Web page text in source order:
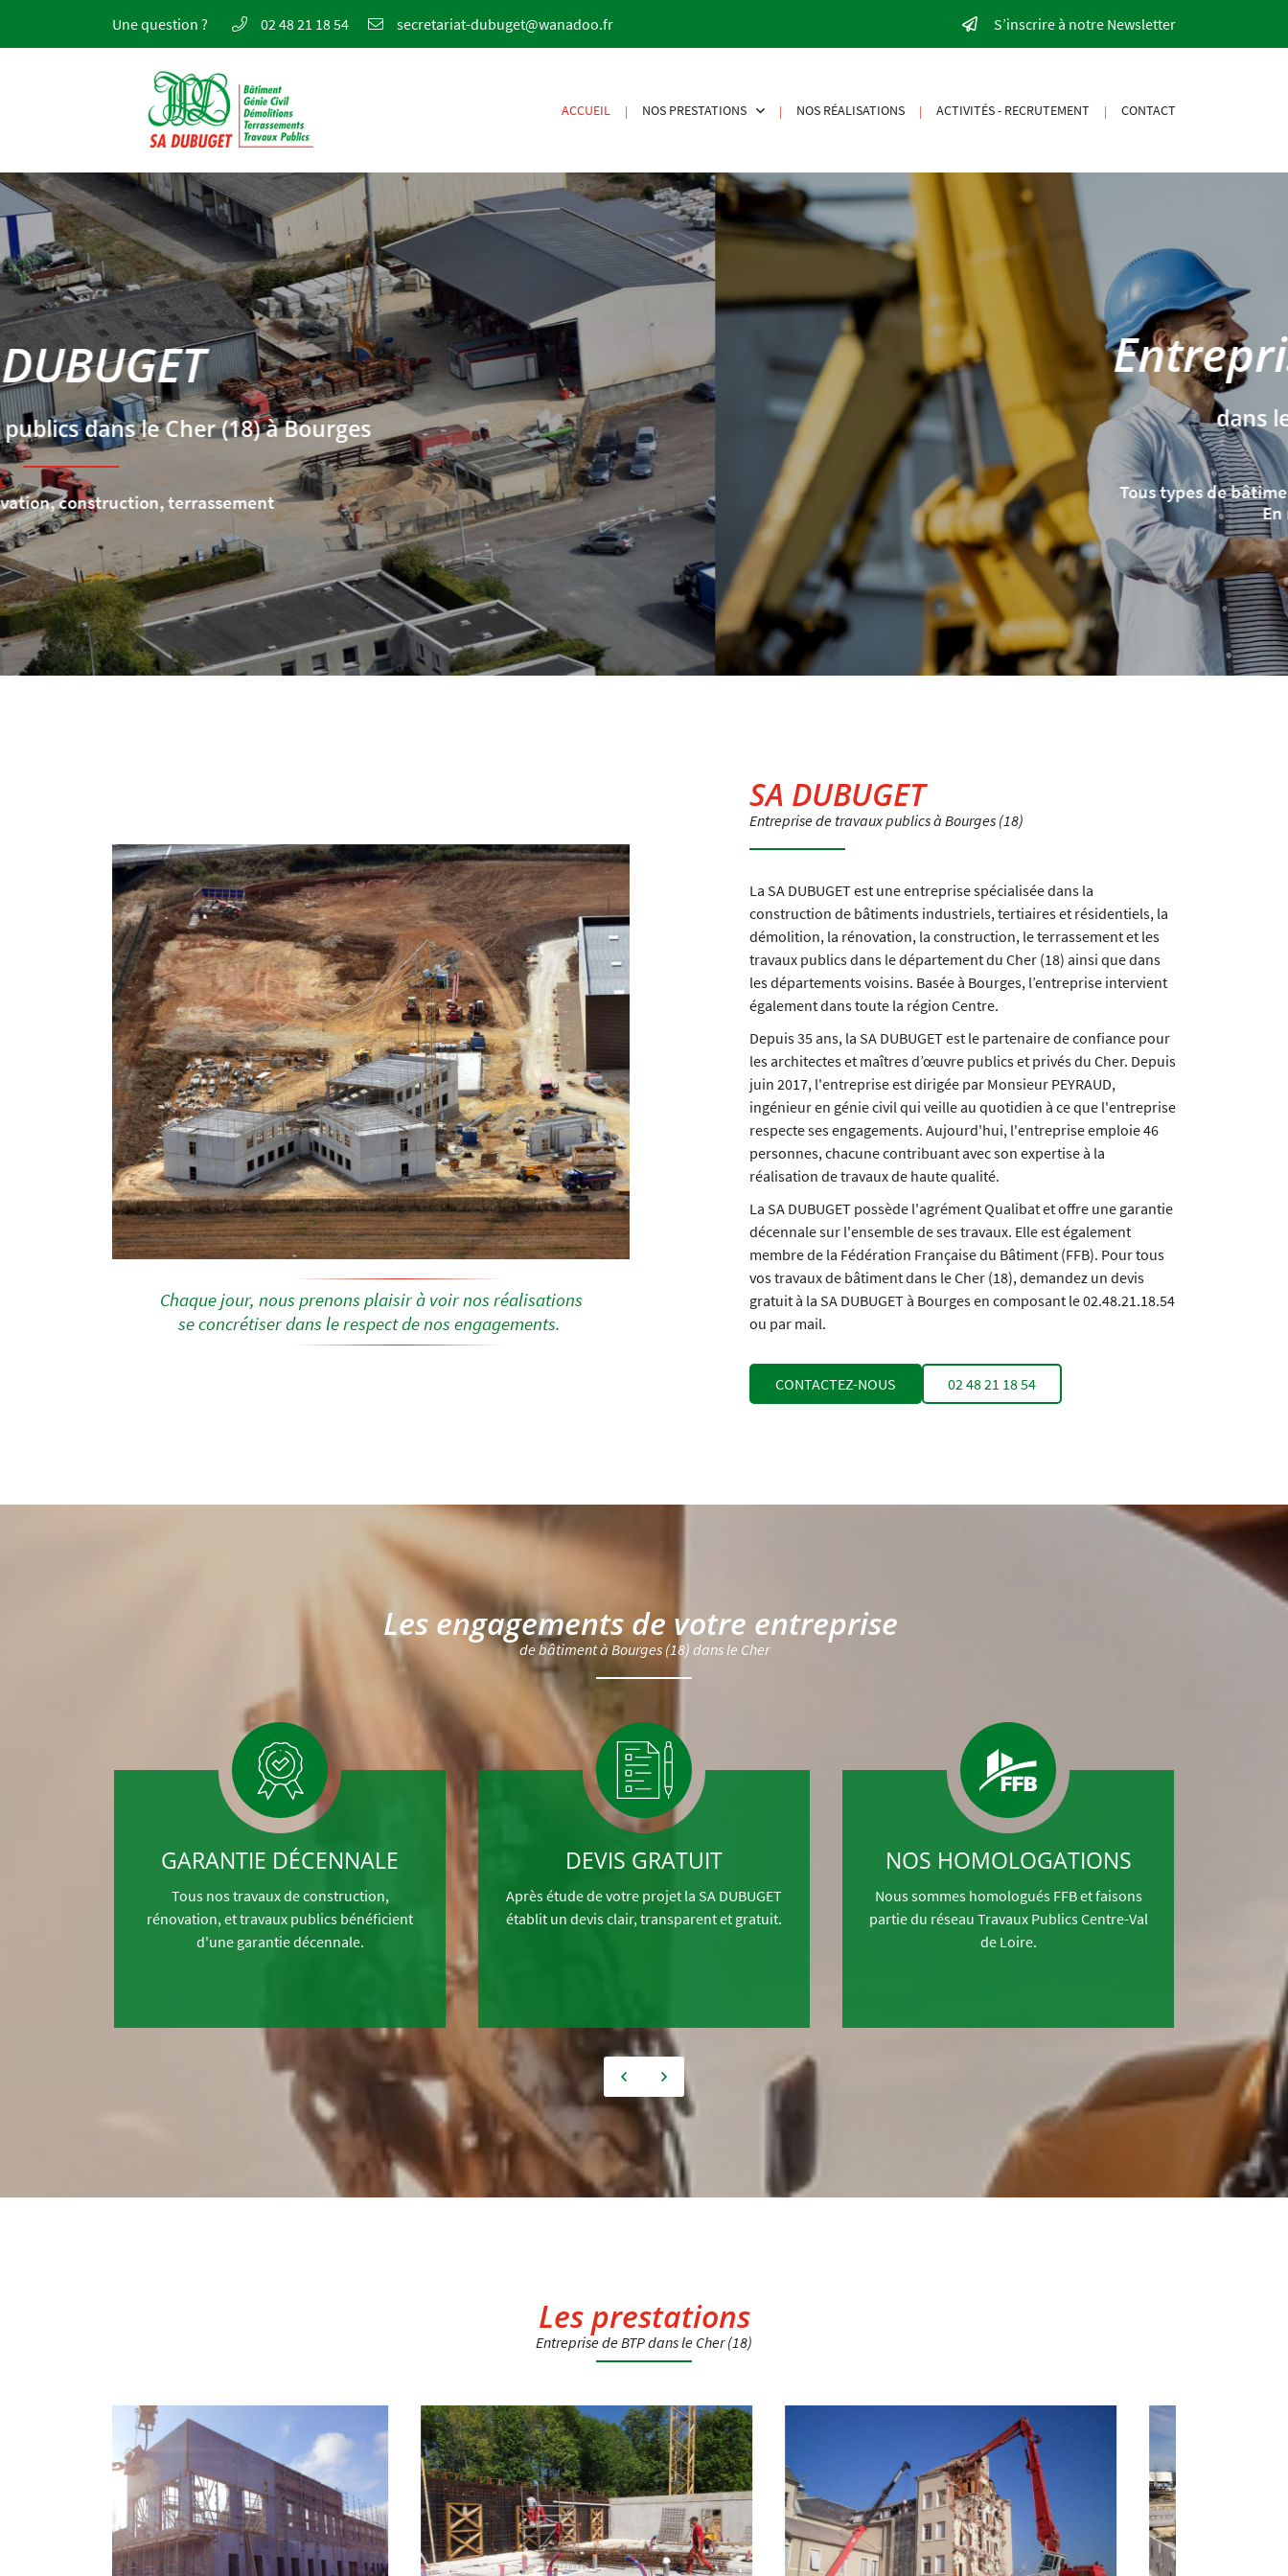
Une question ? 02 48 21 18 54 S’inscrire à notre Newsletter
ACCUEIL | NOS PRESTATIONS | NOS RÉALISATIONS | ACTIVITÉS - RECRUTEMENT | CONTACT
3 Allée Evariste Galois
 Adresse email de réception
 Recopier le code ci-contre
Rafraîchir le captcha
En cochant cette case, vous consentez à recevoir nos propositions commerciales à l'adresse
email indiqué ci-dessus. Vous pouvez vous désinscrire à tout moment en utilisantle formulaire
de désinscription
Inscription
Entreprise de bâtiment
dans le Cher (18) à Bourges
Tous types de bâtiments tertiaires, industriels et résidentiels
En neuf et en rénovation
Chaque jour, nous prenons plaisir à voir nos réalisations
se concrétiser dans le respect de nos engagements.
SA DUBUGET
Entreprise de travaux publics à Bourges (18)
La SA DUBUGET est une entreprise spécialisée dans la
construction de bâtiments industriels, tertiaires et résidentiels, la
démolition, la rénovation, la construction, le terrassement et les
travaux publics dans le département du Cher (18) ainsi que dans
les départements voisins. Basée à Bourges, l’entreprise intervient
également dans toute la région Centre.
Depuis 35 ans, la SA DUBUGET est le partenaire de confiance pour
les architectes et maîtres d’œuvre publics et privés du Cher. Depuis
juin 2017, l'entreprise est dirigée par Monsieur PEYRAUD,
ingénieur en génie civil qui veille au quotidien à ce que l'entreprise
respecte ses engagements. Aujourd'hui, l'entreprise emploie 46
personnes, chacune contribuant avec son expertise à la
réalisation de travaux de haute qualité.
La SA DUBUGET possède l'agrément Qualibat et offre une garantie
décennale sur l'ensemble de ses travaux. Elle est également
membre de la Fédération Française du Bâtiment (FFB). Pour tous
vos travaux de bâtiment dans le Cher (18), demandez un devis
gratuit à la SA DUBUGET à Bourges en composant le 02.48.21.18.54
ou par mail.
CONTACTEZ-NOUS 02 48 21 18 54
Les engagements de votre entreprise
de bâtiment à Bourges (18) dans le Cher
GARANTIE DÉCENNALE
Tous nos travaux de construction,
rénovation, et travaux publics bénéficient
d'une garantie décennale.
DEVIS GRATUIT
Après étude de votre projet la SA DUBUGET
établit un devis clair, transparent et gratuit.
NOS HOMOLOGATIONS
Nous sommes homologués FFB et faisons
partie du réseau Travaux Publics Centre-Val
de Loire.
Les prestations
Entreprise de BTP dans le Cher (18)